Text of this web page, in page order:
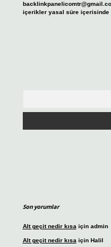
içerikler yasal süre içerisinde
Son yorumlar
Alt geçit nedir kısa için admin
Alt geçit nedir kısa için Halil